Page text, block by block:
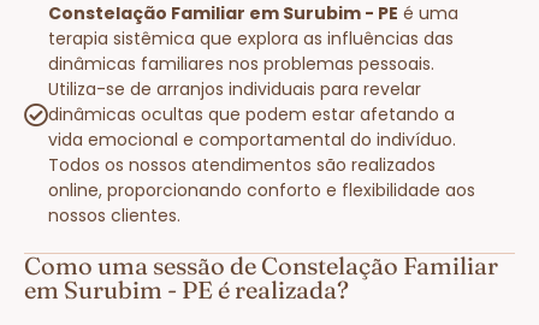
Constelação Familiar em Surubim - PE é uma
terapia sistêmica que explora as influências das
dinâmicas familiares nos problemas pessoais.
Utiliza-se de arranjos individuais para revelar
dinâmicas ocultas que podem estar afetando a
vida emocional e comportamental do indivíduo.
Todos os nossos atendimentos são realizados
online, proporcionando conforto e flexibilidade aos
nossos clientes.
Como uma sessão de Constelação Familiar
em Surubim - PE é realizada?